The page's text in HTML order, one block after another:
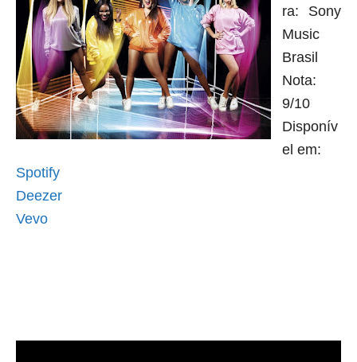
ra: Sony
Music
Brasil
Nota:
9/10
Disponív
el em:
Spotify
Deezer
Vevo